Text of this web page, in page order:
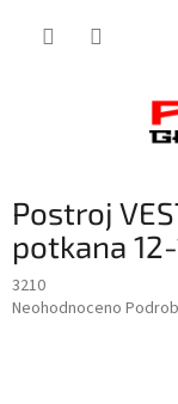
Postroj
potkana
3210
Průměrné
Neohodnoceno